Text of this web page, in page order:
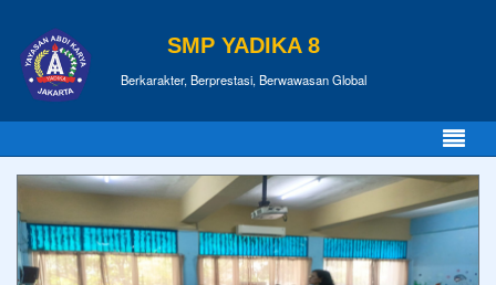
SMP YADIKA 8
Berkarakter, Berprestasi, Berwawasan Global